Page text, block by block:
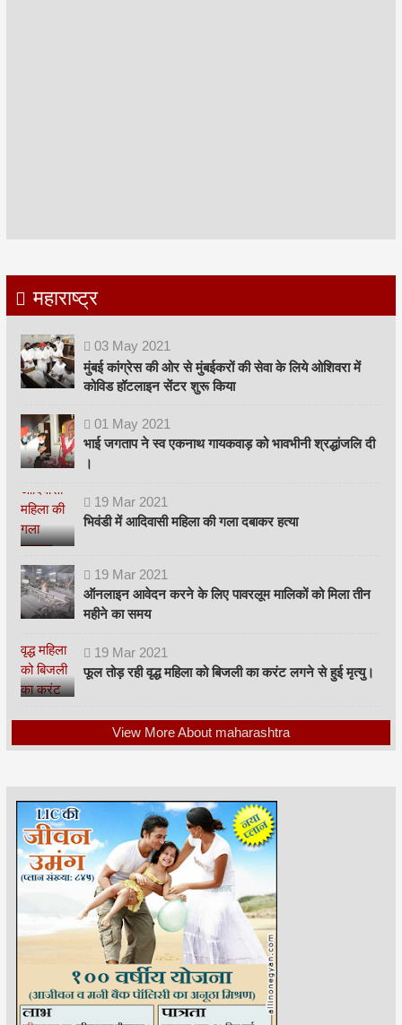
महाराष्ट्र
03 May 2021
मुंबई कांग्रेस की ओर से मुंबईकरों की सेवा के लिये ओशिवरा में
कोविड हॉटलाइन सेंटर शुरू किया
01 May 2021
भाई जगताप ने स्व एकनाथ गायकवाड़ को भावभीनी श्रद्धांजलि दी
।
19 Mar 2021
भिवंडी में आदिवासी महिला की गला दबाकर हत्या
19 Mar 2021
ऑनलाइन आवेदन करने के लिए पावरलूम मालिकों को मिला तीन
महीने का समय
19 Mar 2021
फूल तोड़ रही वृद्ध महिला को बिजली का करंट लगने से हुई मृत्यु।
View More About maharashtra